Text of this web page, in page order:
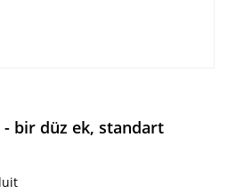
- bir düz ek, standart